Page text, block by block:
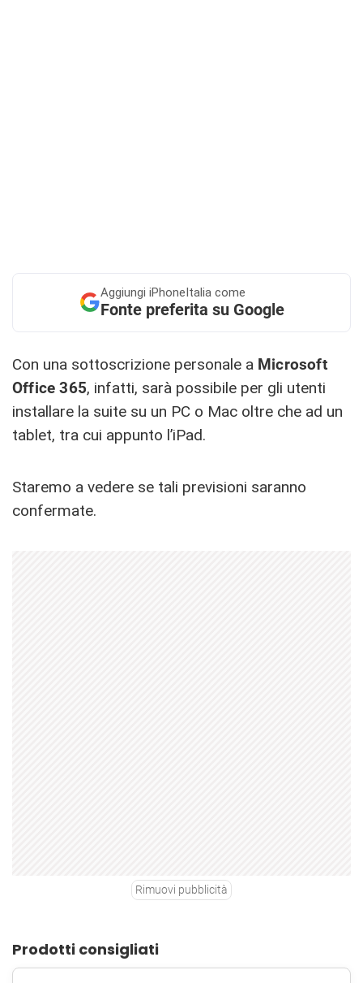
Aggiungi iPhoneItalia come
Fonte preferita su Google
Con una sottoscrizione personale a Microsoft
Office 365, infatti, sarà possibile per gli utenti
installare la suite su un PC o Mac oltre che ad un
tablet, tra cui appunto l’iPad.
Staremo a vedere se tali previsioni saranno
confermate.
Rimuovi pubblicità
Prodotti consigliati